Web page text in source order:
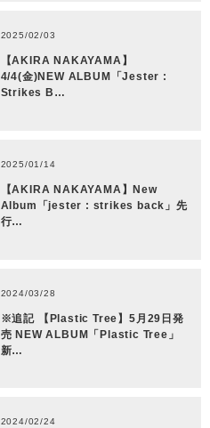
2025/02/03
【AKIRA NAKAYAMA】
4/4(金)NEW ALBUM「Jester :
Strikes B…
2025/01/14
【AKIRA NAKAYAMA】New
Album「jester : strikes back」先
行…
2024/03/28
※追記 【Plastic Tree】5月29日発
売 NEW ALBUM「Plastic Tree」
新…
2024/02/24